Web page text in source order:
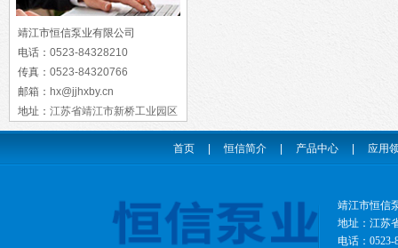
靖江市恒信泵业有限公司
电话： 0523-84328210
传真： 0523-84320766
邮箱： hx@jjhxby.cn
地址： 江苏省靖江市新桥工业园区
首页 恒信简介 产品中心 应用
靖江市恒信
地址：江苏
电话：